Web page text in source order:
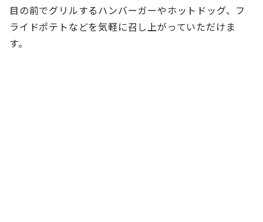
目の前でグリルするハンバーガーやホットドッグ、フ
ライドポテトなどを気軽に召し上がっていただけま
す。